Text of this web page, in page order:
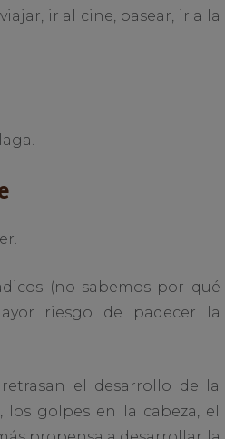
ir al cine, pasear, ir a la
(no sabemos por qué
riesgo de padecer la
el desarrollo de la
golpes en la cabeza, el